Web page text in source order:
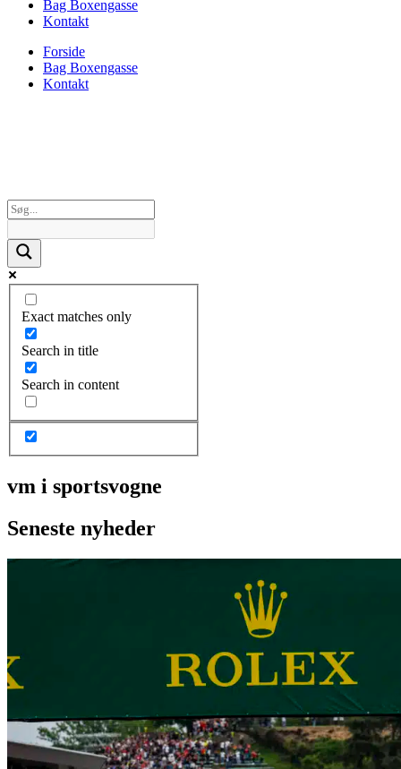
Bag Boxengasse
Kontakt
Forside
Bag Boxengasse
Kontakt
Exact matches only
Search in title
Search in content
vm i sportsvogne
Seneste nyheder